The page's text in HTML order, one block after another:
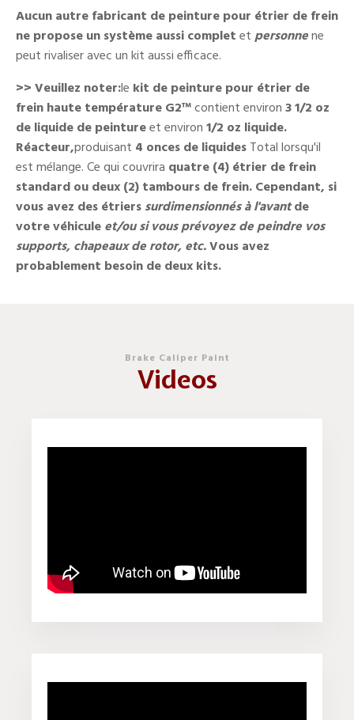
Aucun autre fabricant de peinture pour étrier de frein
ne propose un système aussi completetpersonnene
peut rivaliser avec un kit aussi efficace.
>> Veuillez noter:le kit de peinture pour étrier de
frein haute températureG2™contient environ3 1/2 oz
de liquide de peintureet environ1/2 oz liquide.
Réacteur,produisant 4 onces de liquidesTotal lorsqu'il
est mélange. Ce qui couvrira quatre (4) étrier de frein
standard ou deux (2) tambours de frein.Cependant, si
vous avez des étrierssurdimensionnés à l'avantde
votre véhiculeet/ou si vous prévoyez de peindre vos
supports, chapeaux de rotor, etc.Vous avez
probablement besoin de deux kits.
Brake Caliper Paint
Videos